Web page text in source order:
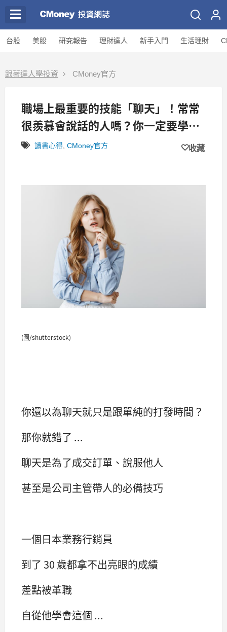
台股 美股 研究報告 理財達人 新手入門 生活理財
跟著達人學投資 CMoney官方
職場上最重要的技能「聊天」！常常
很羨慕會說話的人嗎？你一定要學會
... 讀書心得 CMoney官方 收藏
(圖/shutterstock)
你還以為聊天就只是跟單純的打發時間？
那你就錯了 ...
聊天是為了成交訂單、說服他人
甚至是公司主管帶人的必備技巧
一個日本業務行銷員
到了 30 歲都拿不出亮眼的成績
差點被革職
自從他學會這個 ...